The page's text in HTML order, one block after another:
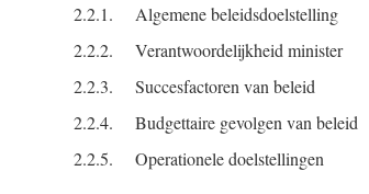
2.2.1.
Algemene beleidsdoelstelling
2.2.2.
Verantwoordelijkheid minister
2.2.3.
Succesfactoren van beleid
2.2.4.
Budgettaire gevolgen van beleid
2.2.5.
Operationele doelstellingen